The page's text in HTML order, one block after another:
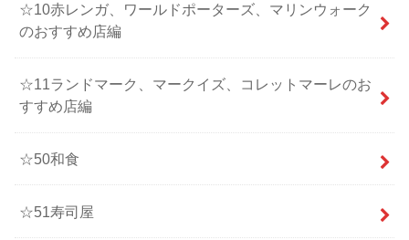
☆10赤レンガ、ワールドポーターズ、マリンウォーク
のおすすめ店編
☆11ランドマーク、マークイズ、コレットマーレのお
すすめ店編
☆50和食
☆51寿司屋